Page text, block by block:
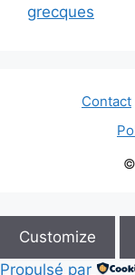
grecques
Contact
Customize
Propulsé par